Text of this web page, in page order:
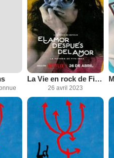
La Vie en rock de Fito Páez
26 avril 2023